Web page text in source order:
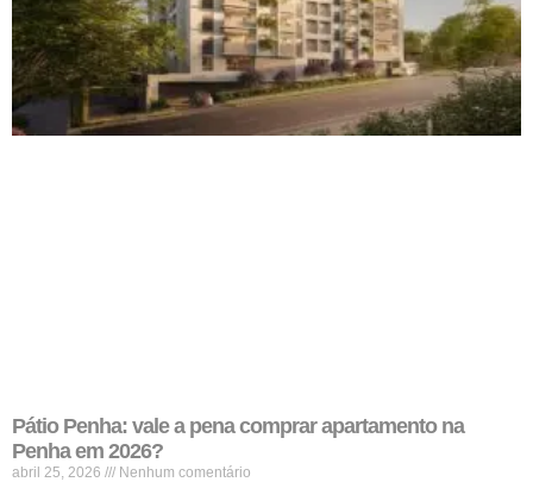
Pátio Penha: vale a pena comprar apartamento na
Penha em 2026?
abril 25, 2026 Nenhum comentário